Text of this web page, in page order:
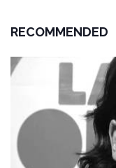
RECOMMENDED